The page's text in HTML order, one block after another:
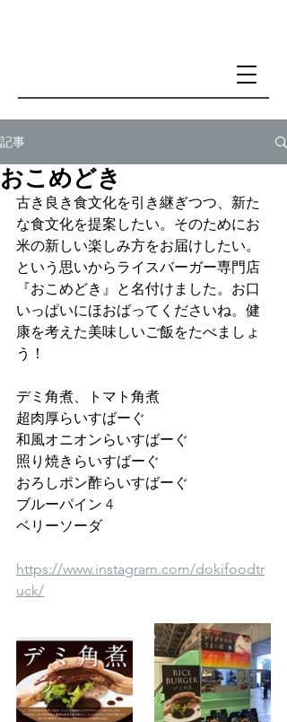
記事
おこめどき
古き良き食文化を引き継ぎつつ、新た
な食文化を提案したい。そのためにお
米の新しい楽しみ方をお届けしたい。
という思いからライスバーガー専門店
『おこめどき』と名付けました。お口
いっぱいにほおばってくださいね。健
康を考えた美味しいご飯をたべましょ
う！
デミ角煮、トマト角煮
超肉厚らいすばーぐ
和風オニオンらいすばーぐ
照り焼きらいすばーぐ
おろしポン酢らいすばーぐ
ブルーパイン 4
ベリーソーダ
https://www.instagram.com/dokifoodtr
uck/